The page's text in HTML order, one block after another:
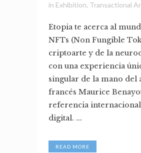
in Exhibition, Transactional
Etopia te acerca al
NFTs (Non Fungible
criptoarte y de la
con una experiencia
singular de la mano del
francés Maurice
referencia
digital. ...
READ MORE